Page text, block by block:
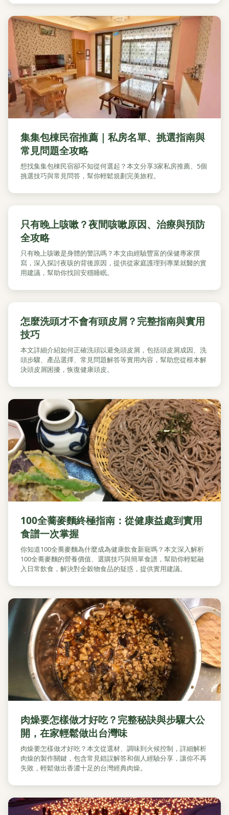
集集包棟民宿推薦｜私房名單、挑選指南與
常見問題全攻略
想找集集包棟民宿卻不知從何選起？本文分享3家私房推薦、5個
挑選技巧與常見問答，幫你輕鬆規劃完美旅程。
只有晚上咳嗽？夜間咳嗽原因、治療與預防
全攻略
只有晚上咳嗽是身體的警訊嗎？本文由經驗豐富的保健專家撰
寫，深入探討夜咳的背後原因，提供從家庭護理到專業就醫的實
用建議，幫助你找回安穩睡眠。
怎麼洗頭才不會有頭皮屑？完整指南與實用
技巧
本文詳細介紹如何正確洗頭以避免頭皮屑，包括頭皮屑成因、洗
頭步驟、產品選擇、常見問題解答等實用內容，幫助您從根本解
決頭皮屑困擾，恢復健康頭皮。
100全蕎麥麵終極指南：從健康益處到實用
食譜一次掌握
你知道100全蕎麥麵為什麼成為健康飲食新寵嗎？本文深入解析
100全蕎麥麵的營養價值、選購技巧與簡單食譜，幫助你輕鬆融
入日常飲食，解決對全穀物食品的疑惑，提供實用建議。
肉燥要怎樣做才好吃？完整秘訣與步驟大公
開，在家輕鬆做出台灣味
肉燥要怎樣做才好吃？本文從選材、調味到火候控制，詳細解析
肉燥的製作關鍵，包含常見錯誤解答和個人經驗分享，讓你不再
失敗，輕鬆做出香濃十足的台灣經典肉燥。